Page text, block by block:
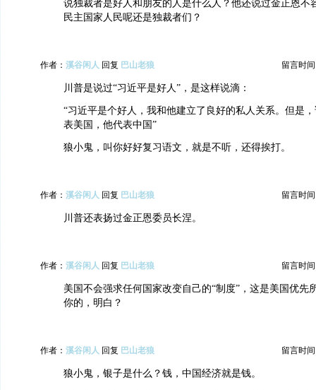
说独裁者是好人和朋友的人是什么人？他还说过金正恩不
民主国家人民呢还是独裁者们？
作者： 溪谷闲人 回复 巴山老狼 留言时间
川普是说过“习近平是好人”，是这样说滴：
“习近平是个好人，我和他建立了良好的私人关系。但是
表美国，他代表中国”
狼小鬼，叫你好好复习语文，就是不听，还得挨打。
作者： 溪谷闲人 回复 巴山老狼 留言时间
川普还表扬过金正恩委员长涅。
作者： 溪谷闲人 回复 巴山老狼 留言时间
美国不会强求任何国家改变自己的“制度”，这是美国优先
你的，明白？
作者： 溪谷闲人 回复 巴山老狼 留言时间
狼小鬼，银子是什么？钱，中国经济就是钱。